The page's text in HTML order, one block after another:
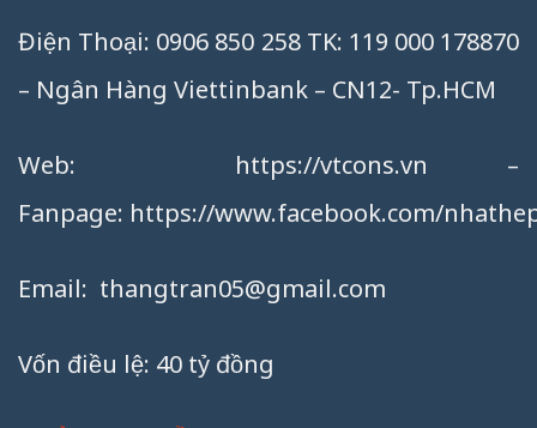
Điện Thoại: 0906 850 258 TK: 119 000 178870
– Ngân Hàng Viettinbank – CN12- Tp.HCM
Web: https://vtcons.vn –
Fanpage: https://www.facebook.com/
Email: thangtran05@gmail.com
Vốn điều lệ: 40 tỷ đồng